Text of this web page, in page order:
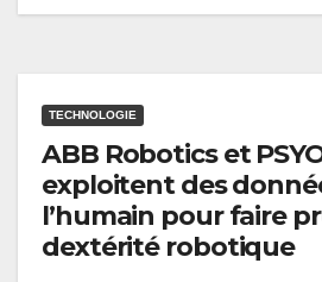
TECHNOLOGIE
ABB Robotics et
exploitent des
l’humain pour faire
dextérité robotique